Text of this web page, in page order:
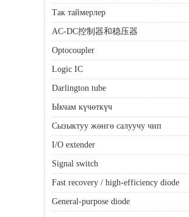
Так таймерлер
AC-DC控制器和稳压器
Optocoupler
Logic IC
Darlington tube
Ыкчам күчөткүч
Сызыктуу жөнгө салуучу чип
I/O extender
Signal switch
Fast recovery / high-efficiency diode
General-purpose diode